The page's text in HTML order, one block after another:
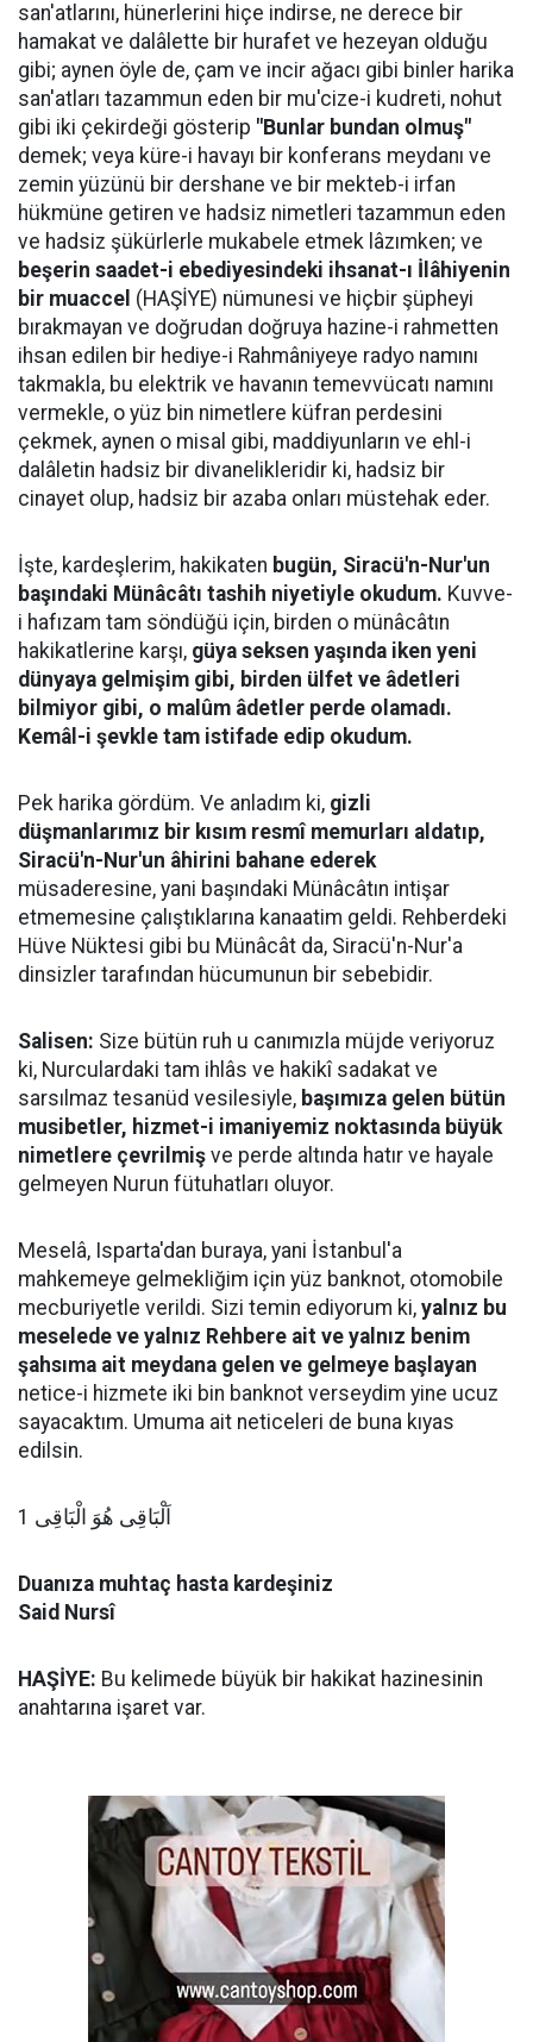
san'atlarını, hünerlerini hiçe indirse, ne derece bir
hamakat ve dalâlette bir hurafet ve hezeyan olduğu
gibi; aynen öyle de, çam ve incir ağacı gibi binler harika
san'atları tazammun eden bir mu'cize-i kudreti, nohut
gibi iki çekirdeği gösterip "Bunlar bundan olmuş"
demek; veya küre-i havayı bir konferans meydanı ve
zemin yüzünü bir dershane ve bir mekteb-i irfan
hükmüne getiren ve hadsiz nimetleri tazammun eden
ve hadsiz şükürlerle mukabele etmek lâzımken; ve
beşerin saadet-i ebediyesindeki ihsanat-ı İlâhiyenin
bir muaccel (HAŞİYE) nümunesi ve hiçbir şüpheyi
bırakmayan ve doğrudan doğruya hazine-i rahmetten
ihsan edilen bir hediye-i Rahmâniyeye radyo namını
takmakla, bu elektrik ve havanın temevvücatı namını
vermekle, o yüz bin nimetlere küfran perdesini
çekmek, aynen o misal gibi, maddiyunların ve ehl-i
dalâletin hadsiz bir divanelikleridir ki, hadsiz bir
cinayet olup, hadsiz bir azaba onları müstehak eder.
İşte, kardeşlerim, hakikaten bugün, Siracü'n-Nur'un
başındaki Münâcâtı tashih niyetiyle okudum. Kuvve-
i hafızam tam söndüğü için, birden o münâcâtın
hakikatlerine karşı, güya seksen yaşında iken yeni
dünyaya gelmişim gibi, birden ülfet ve âdetleri
bilmiyor gibi, o malûm âdetler perde olamadı.
Kemâl-i şevkle tam istifade edip okudum.
Pek harika gördüm. Ve anladım ki, gizli
düşmanlarımız bir kısım resmî memurları aldatıp,
Siracü'n-Nur'un âhirini bahane ederek
müsaderesine, yani başındaki Münâcâtın intişar
etmemesine çalıştıklarına kanaatim geldi. Rehberdeki
Hüve Nüktesi gibi bu Münâcât da, Siracü'n-Nur'a
dinsizler tarafından hücumunun bir sebebidir.
Salisen: Size bütün ruh u canımızla müjde veriyoruz
ki, Nurculardaki tam ihlâs ve hakikî sadakat ve
sarsılmaz tesanüd vesilesiyle, başımıza gelen bütün
musibetler, hizmet-i imaniyemiz noktasında büyük
nimetlere çevrilmiş ve perde altında hatır ve hayale
gelmeyen Nurun fütuhatları oluyor.
Meselâ, Isparta'dan buraya, yani İstanbul'a
mahkemeye gelmekliğim için yüz banknot, otomobile
mecburiyetle verildi. Sizi temin ediyorum ki, yalnız bu
meselede ve yalnız Rehbere ait ve yalnız benim
şahsıma ait meydana gelen ve gelmeye başlayan
netice-i hizmete iki bin banknot verseydim yine ucuz
sayacaktım. Umuma ait neticeleri de buna kıyas
edilsin.
اَلْبَاقِى هُوَ الْبَاقِى 1
Duanıza muhtaç hasta kardeşiniz
Said Nursî
HAŞİYE: Bu kelimede büyük bir hakikat hazinesinin
anahtarına işaret var.